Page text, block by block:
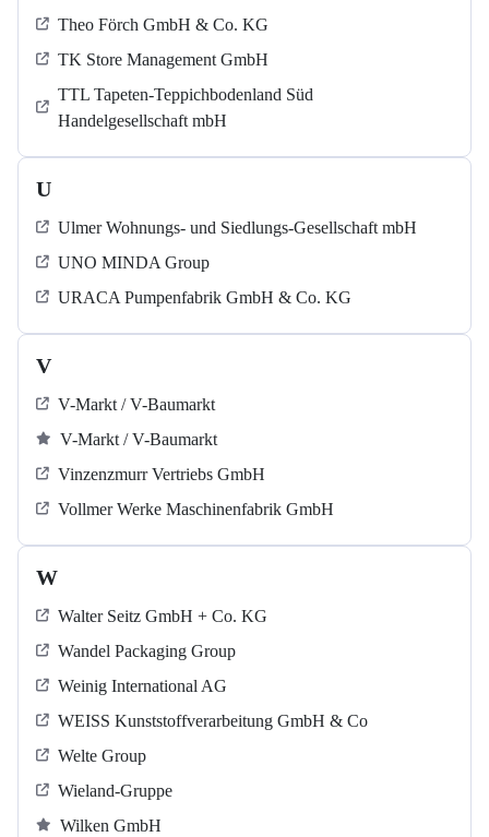
Theo Förch GmbH & Co. KG
TK Store Management GmbH
TTL Tapeten-Teppichbodenland Süd
Handelgesellschaft mbH
U
Ulmer Wohnungs- und Siedlungs-Gesellschaft mbH
UNO MINDA Group
URACA Pumpenfabrik GmbH & Co. KG
V
V-Markt / V-Baumarkt
V-Markt / V-Baumarkt
Vinzenzmurr Vertriebs GmbH
Vollmer Werke Maschinenfabrik GmbH
W
Walter Seitz GmbH + Co. KG
Wandel Packaging Group
Weinig International AG
WEISS Kunststoffverarbeitung GmbH & Co
Welte Group
Wieland-Gruppe
Wilken GmbH